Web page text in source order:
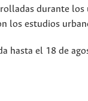
durante
los estudios
hasta el 18 de